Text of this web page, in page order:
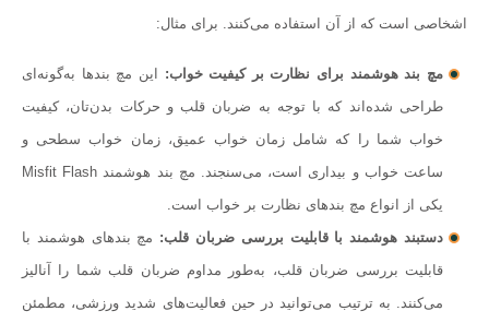
اشخاصی است که از آن استفاده می‌کنند. برای مثال:
مچ بند هوشمند برای نظارت بر کیفیت خواب: این مچ بندها به‌گونه‌ای
طراحی شده‌اند که با توجه به ضربان قلب و حرکات بدن‌تان، کیفیت
خواب شما را که شامل زمان خواب عمیق، زمان خواب سطحی و
ساعت خواب و بیداری است، می‌سنجند. مچ بند هوشمند Misfit Flash
یکی از انواع مچ‌ بندهای نظارت بر خواب است.
دستبند هوشمند با قابلیت بررسی ضربان قلب: مچ بندهای هوشمند با
قابلیت بررسی ضربان قلب، به‌طور مداوم ضربان قلب شما را آنالیز
می‌کنند. به ترتیب می‌توانید در حین فعالیت‌های شدید ورزشی، مطمئن